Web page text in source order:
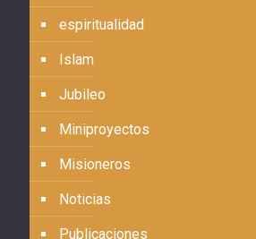
espiritualidad
Islam
Jubileo
Miniproyectos
Misioneros
Noticias
Publicaciones